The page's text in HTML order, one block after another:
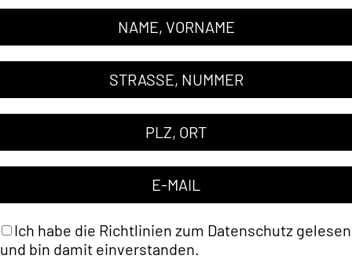
Ich habe die Richtlinien zum Datenschutz gelesen
und bin damit einverstanden.